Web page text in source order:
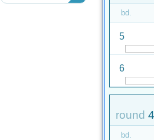
bd.
5
6
round 4
bd.